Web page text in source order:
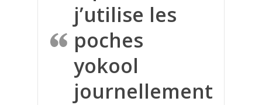
j’utilise les
poches
yokool
journellement